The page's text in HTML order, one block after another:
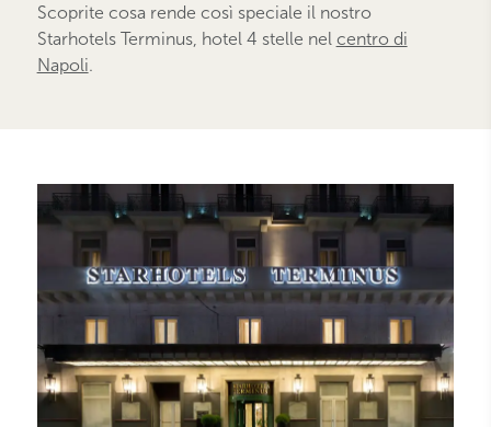
Scoprite cosa rende così speciale il nostro
Starhotels Terminus, hotel 4 stelle nel centro di
Napoli.